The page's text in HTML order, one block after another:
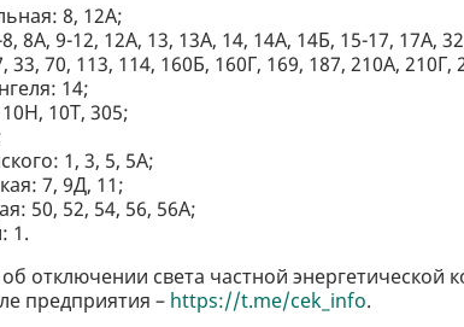
8, 12А;
8А, 9-12, 12А, 13, 13А, 14, 14А, 14Б, 15-17, 17А,
33, 70, 113, 114, 160Б, 160Г, 169, 187, 210А, 210Г,
14;
10Т, 305;
1, 3, 5, 5А;
7, 9Д, 11;
50, 52, 54, 56, 56А;
1.
отключении света частной энергетической
предприятия – https://t.me/cek_info.